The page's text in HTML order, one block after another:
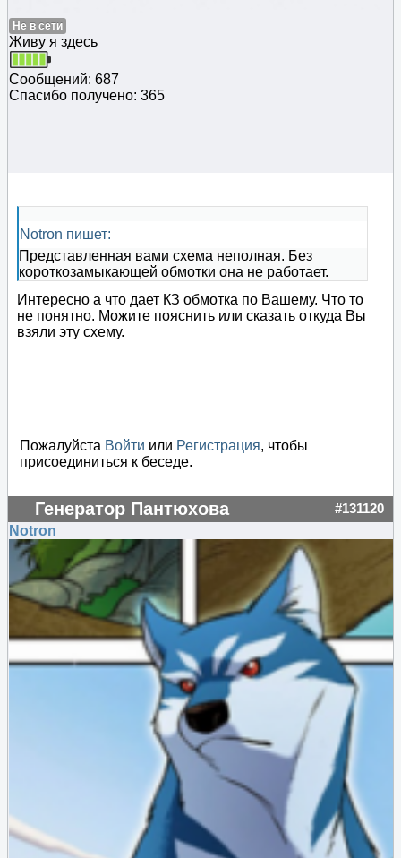
Не в сети
Живу я здесь
Сообщений: 687
Спасибо получено: 365
Notron пишет:
Представленная вами схема неполная. Без
короткозамыкающей обмотки она не работает.
Интересно а что дает КЗ обмотка по Вашему. Что то
не понятно. Можите пояснить или сказать откуда Вы
взяли эту схему.
Пожалуйста Войти или Регистрация, чтобы
присоединиться к беседе.
Генератор Пантюхова #131120
Notron